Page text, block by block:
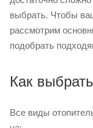
выбрать. Чтобы
рассмотрим
подобрать
Как
Все виды